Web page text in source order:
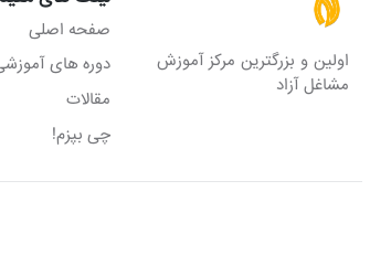
اولین و بزرگترین مرکز آموزش
مشاغل آزاد
صفحه اصلی
دوره های
مقالات
چی بپزم!